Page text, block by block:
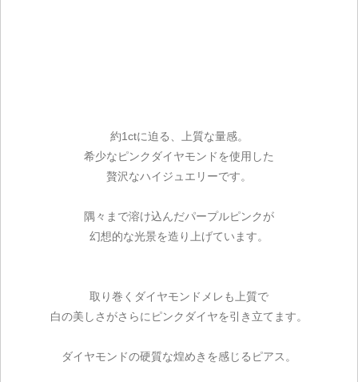
約1ctに迫る、上質な量感。
希少なピンクダイヤモンドを使用した
贅沢なハイジュエリーです。
隅々まで溶け込んだパープルピンクが
幻想的な光景を造り上げています。
取り巻くダイヤモンドメレも上質で
白の美しさがさらにピンクダイヤを引き立てます。
ダイヤモンドの硬質な煌めきを感じるピアス。